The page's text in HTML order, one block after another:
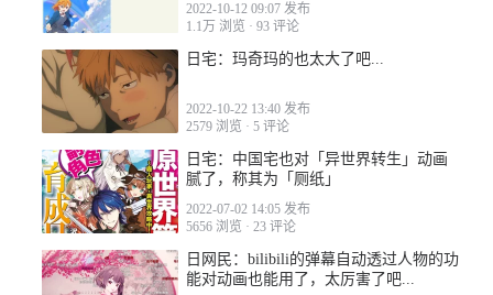
2022-10-12 09:07 发布
1.1万 浏览 · 93 评论
日宅：玛奇玛的也太大了吧...
2022-10-22 13:40 发布
2579 浏览 · 5 评论
日宅：中国宅也对「异世界转生」动画
腻了，称其为「厕纸」
2022-07-02 14:05 发布
5656 浏览 · 23 评论
日网民：bilibili的弹幕自动透过人物的功
能对动画也能用了，太厉害了吧...